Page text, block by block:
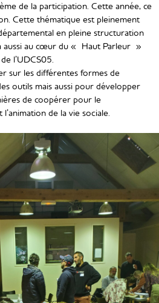
de la participation. Cette année, ce
Cette thématique est pleinement
en pleine structuration
aussi au cœur du « Haut Parleur »
l’UDCS05.
sur les différentes formes de
outils mais aussi pour développer
de coopérer pour le
de la vie sociale.